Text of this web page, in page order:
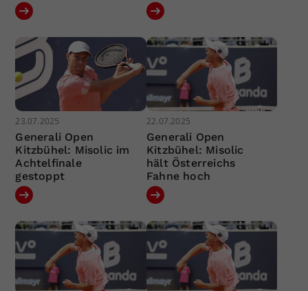
23.07.2025
Generali Open
Kitzbühel: Misolic im
Achtelfinale
gestoppt
22.07.2025
Generali Open
Kitzbühel: Misolic
hält Österreichs
Fahne hoch